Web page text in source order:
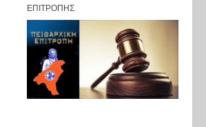
ΕΠΙΤΡΟΠΉΣ